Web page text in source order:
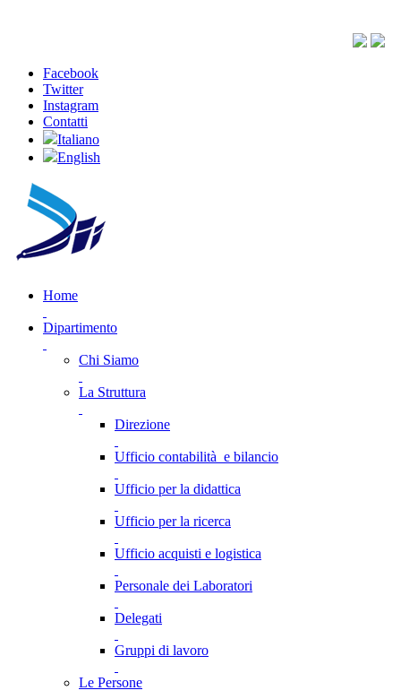
Facebook
Twitter
Instagram
Contatti
Italiano
English
Home
Dipartimento
Chi Siamo
La Struttura
Direzione
Ufficio contabilità e bilancio
Ufficio per la didattica
Ufficio per la ricerca
Ufficio acquisti e logistica
Personale dei Laboratori
Delegati
Gruppi di lavoro
Le Persone